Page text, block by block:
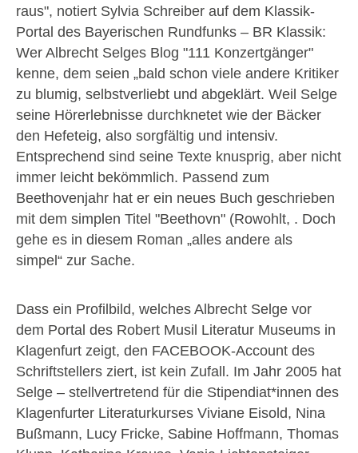
raus", notiert Sylvia Schreiber auf dem Klassik-
Portal des Bayerischen Rundfunks – BR Klassik:
Wer Albrecht Selges Blog "111 Konzertgänger"
kenne, dem seien „bald schon viele andere Kritiker
zu blumig, selbstverliebt und abgeklärt. Weil Selge
seine Hörerlebnisse durchknetet wie der Bäcker
den Hefeteig, also sorgfältig und intensiv.
Entsprechend sind seine Texte knusprig, aber nicht
immer leicht bekömmlich. Passend zum
Beethovenjahr hat er ein neues Buch geschrieben
mit dem simplen Titel "Beethovn" (Rowohlt, . Doch
gehe es in diesem Roman „alles andere als
simpel“ zur Sache.
Dass ein Profilbild, welches Albrecht Selge vor
dem Portal des Robert Musil Literatur Museums in
Klagenfurt zeigt, den FACEBOOK-Account des
Schriftstellers ziert, ist kein Zufall. Im Jahr 2005 hat
Selge – stellvertretend für die Stipendiat*innen des
Klagenfurter Literaturkurses Viviane Eisold, Nina
Bußmann, Lucy Fricke, Sabine Hoffmann, Thomas